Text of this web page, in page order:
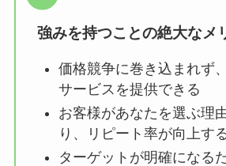
強みを持つことの絶大なメ
価格競争に巻き込まれず
サービスを提供できる
お客様があなたを選ぶ理
り、リピート率が向上す
ターゲットが明確になる